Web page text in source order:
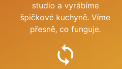
studio a vyrábíme
špičkové kuchyně. Víme
přesně, co funguje.
sync